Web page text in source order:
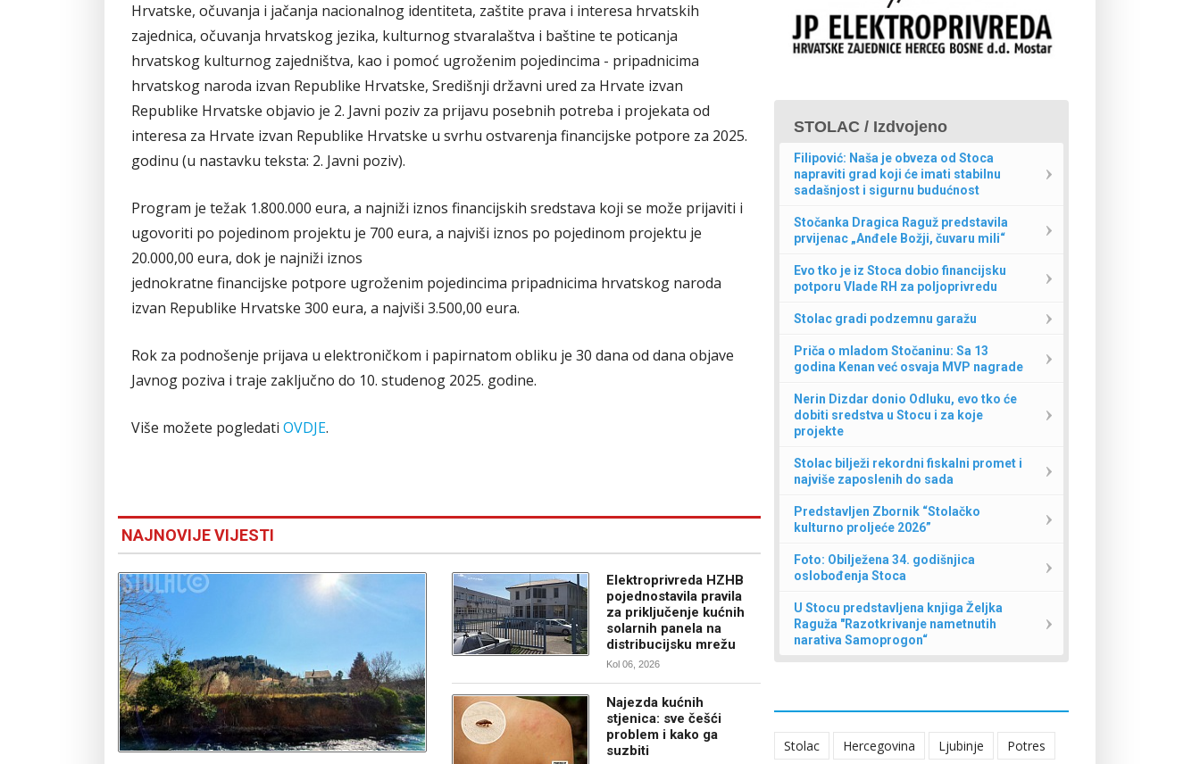
Hrvatske, očuvanja i jačanja nacionalnog identiteta, zaštite prava i interesa hrvatskih
zajednica, očuvanja hrvatskog jezika, kulturnog stvaralaštva i baštine te poticanja
hrvatskog kulturnog zajedništva, kao i pomoć ugroženim pojedincima - pripadnicima
hrvatskog naroda izvan Republike Hrvatske, Središnji državni ured za Hrvate izvan
Republike Hrvatske objavio je 2. Javni poziv za prijavu posebnih potreba i projekata od
interesa za Hrvate izvan Republike Hrvatske u svrhu ostvarenja financijske potpore za 2025.
godinu (u nastavku teksta: 2. Javni poziv).
Program je težak 1.800.000 eura, a najniži iznos financijskih sredstava koji se može prijaviti i
ugovoriti po pojedinom projektu je 700 eura, a najviši iznos po pojedinom projektu je
20.000,00 eura, dok je najniži iznos
jednokratne financijske potpore ugroženim pojedincima pripadnicima hrvatskog naroda
izvan Republike Hrvatske 300 eura, a najviši 3.500,00 eura.
Rok za podnošenje prijava u elektroničkom i papirnatom obliku je 30 dana od dana objave
Javnog poziva i traje zaključno do 10. studenog 2025. godine.
Više možete pogledati OVDJE.
NAJNOVIJE VIJESTI
Elektroprivreda HZHB
pojednostavila pravila
za priključenje kućnih
solarnih panela na
distribucijsku mrežu
Kol 06, 2026
Najezda kućnih
stjenica: sve češći
problem i kako ga
suzbiti
STOLAC / Izdvojeno
Filipović: Naša je obveza od Stoca
napraviti grad koji će imati stabilnu
sadašnjost i sigurnu budućnost
Stočanka Dragica Raguž predstavila
prvijenac „Anđele Božji, čuvaru mili“
Evo tko je iz Stoca dobio financijsku
potporu Vlade RH za poljoprivredu
Stolac gradi podzemnu garažu
Priča o mladom Stočaninu: Sa 13
godina Kenan već osvaja MVP nagrade
Nerin Dizdar donio Odluku, evo tko će
dobiti sredstva u Stocu i za koje
projekte
Stolac bilježi rekordni fiskalni promet i
najviše zaposlenih do sada
Predstavljen Zbornik “Stolačko
kulturno proljeće 2026”
Foto: Obilježena 34. godišnjica
oslobođenja Stoca
U Stocu predstavljena knjiga Željka
Raguža "Razotkrivanje nametnutih
narativa Samoprogon“
Stolac Hercegovina Ljubinje Potres